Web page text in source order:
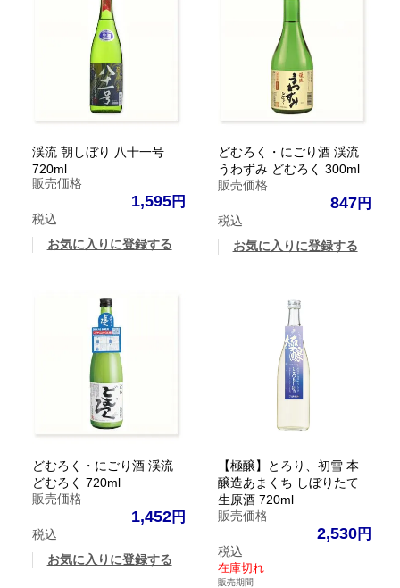
渓流 朝しぼり 八十一号
720ml
販売価格
1,595
税込
お気に入りに登録する
どむろく・にごり酒 渓流
うわずみ どむろく 300ml
販売価格
847
税込
お気に入りに登録する
どむろく・にごり酒 渓流
どむろく 720ml
販売価格
1,452
税込
お気に入りに登録する
【極醸】とろり、初雪 本
醸造あまくち しぼりたて
生原酒 720ml
販売価格
2,530
税込
在庫切れ
販売期間